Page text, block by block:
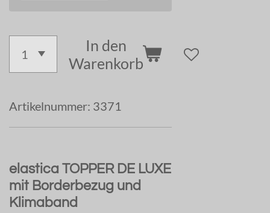
In den
Warenkorb
Artikelnummer: 3371
elastica TOPPER DE LUXE
mit Borderbezug und
Klimaband